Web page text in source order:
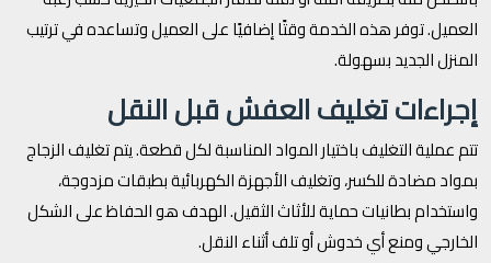
العميل. توفر هذه الخدمة وقتًا إضافيًا على العميل وتساعده في ترتيب
المنزل الجديد بسهولة.
إجراءات تغليف العفش قبل النقل
تتم عملية التغليف باختيار المواد المناسبة لكل قطعة. يتم تغليف الزجاج
بمواد مضادة للكسر، وتغليف الأجهزة الكهربائية بطبقات مزدوجة،
واستخدام بطانيات حماية للأثاث الثقيل. الهدف هو الحفاظ على الشكل
الخارجي ومنع أي خدوش أو تلف أثناء النقل.